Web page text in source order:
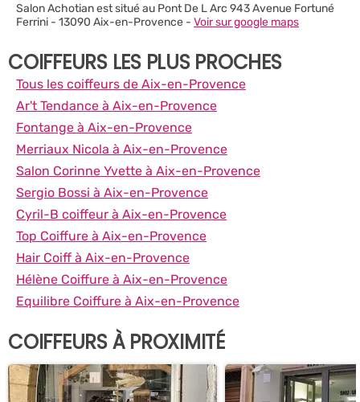
Salon Achotian est situé au Pont De L Arc 943 Avenue Fortuné
Ferrini - 13090 Aix-en-Provence - Voir sur google maps
COIFFEURS LES PLUS PROCHES
Tous les coiffeurs de Aix-en-Provence
Ar't Tendance à Aix-en-Provence
Fontange à Aix-en-Provence
Merriaux Nicola à Aix-en-Provence
Salon Corinne Yvette à Aix-en-Provence
Sergio Bossi à Aix-en-Provence
Cyril-B coiffeur à Aix-en-Provence
Top Coiffure à Aix-en-Provence
Hair Coiff à Aix-en-Provence
Hélène Coiffure à Aix-en-Provence
Equilibre Coiffure à Aix-en-Provence
COIFFEURS À PROXIMITÉ